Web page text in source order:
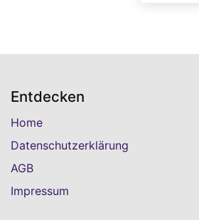
Entdecken
Home
Datenschutzerklärung
AGB
Impressum